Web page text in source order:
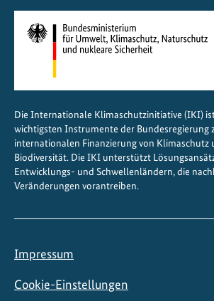
i
a
t
a
l
t
Die Internationale Klimaschutzinitiative (IKI)
wichtigsten Instrumente der Bundesregierung
internationalen Finanzierung von Klimaschutz
Biodiversität. Die IKI unterstützt
Entwicklungs- und Schwellenländern, die
Veränderungen vorantreiben.
Impressum
Cookie-Einstellungen